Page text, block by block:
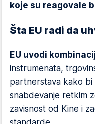
koje su reagovale
Šta EU radi da
EU uvodi
instrumenata,
partnerstava kako
snabdevanje retkim
zavisnost od Kine i